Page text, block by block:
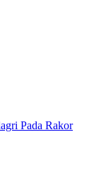
Pada Rakor